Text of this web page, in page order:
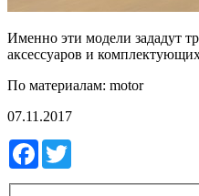
Именно эти модели зададут
аксессуаров и
По материалам: motor
07.11.2017
Facebook